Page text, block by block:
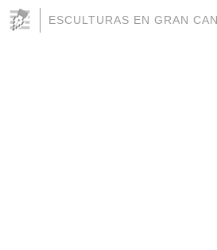
ESCULTURAS EN GRAN